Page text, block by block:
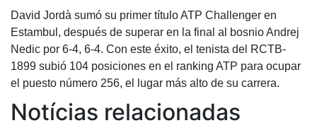
Estructura
ejecutiva
Fundación
Servicios
Preguntas
David Jordà sumó su primer título ATP Challenger en
Estambul, después de superar en la final al bosnio Andrej
Nedic por 6-4, 6-4. Con este éxito, el tenista del RCTB-
1899 subió 104 posiciones en el ranking ATP para ocupar
el puesto número 256, el lugar más alto de su carrera.
Notícias relacionadas